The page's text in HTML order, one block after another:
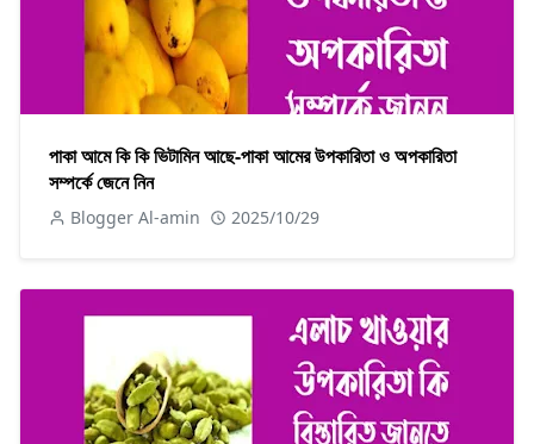
পাকা আমে কি কি ভিটামিন আছে-পাকা আমের উপকারিতা ও অপকারিতা
সম্পর্কে জেনে নিন
Blogger Al-amin 2025/10/29